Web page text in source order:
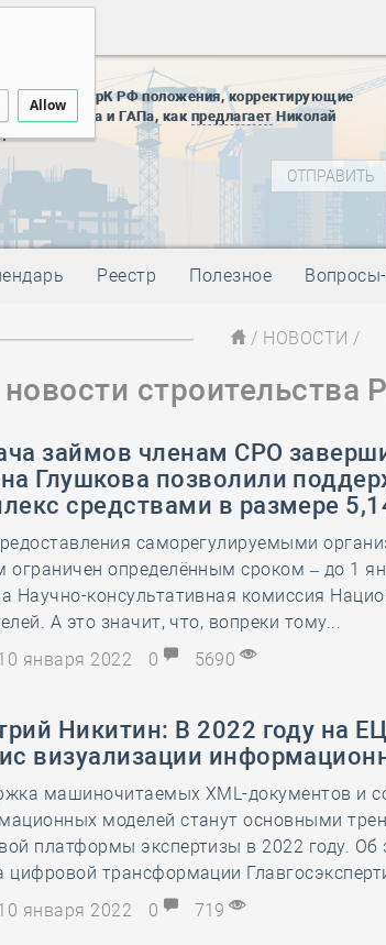
Allow
внесены в ГрК РФ положения, корректирующие
статус ГИПа и ГАПа, как предлагаетНиколай
Реестр Полезное
/ НОВОСТИ /
строительства
займов членам СРО
Глушкова позволили
средствами в размере
саморегулируемыми
ограничен определённым сроком – до 1
Научно-консультативная комиссия
А это значит, что, вопреки тому...
января 2022
0 5690
Никитин: В 2022 году на
визуализации
машиночитаемых XML-документов и
моделей станут основными
платформы экспертизы в 2022 году. Об
цифровой трансформации
января 2022
0 719